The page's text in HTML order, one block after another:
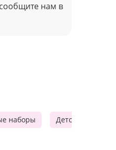
нам в
наборы Детские подарки